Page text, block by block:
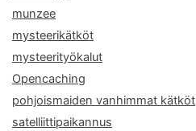
munzee
mysteerikätköt
mysteerityökalut
Opencaching
pohjoismaiden vanhimmat kätköt
satelliittipaikannus